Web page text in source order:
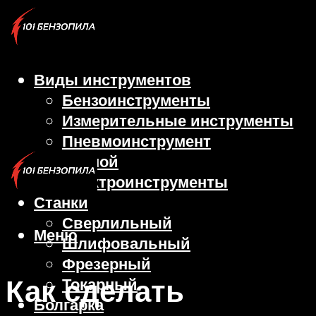
Виды инструментов
Бензоинструменты
Измерительные инструменты
Пневмоинструмент
Ручной
Электроинструменты
Станки
Сверлильный
Шлифовальный
Фрезерный
Токарный
Болгарка
Меню
Как сделать